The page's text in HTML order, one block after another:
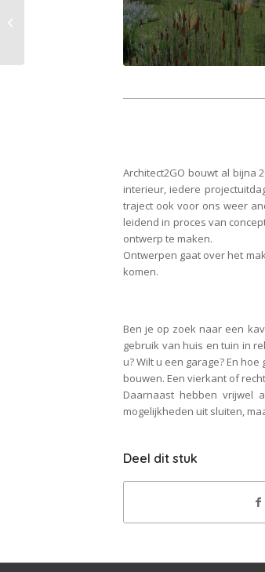
Architect2GO bouwt al bijna
interieur, iedere
traject ook voor ons weer
leidend in proces van
ontwerp te maken.
Ontwerpen gaat over het
komen.
Ben je op zoek naar een
gebruik van huis en tuin in
u? Wilt u een garage? En
bouwen. Een vierkant of
Daarnaast hebben vrijwel
mogelijkheden uit sluiten,
Deel dit stuk